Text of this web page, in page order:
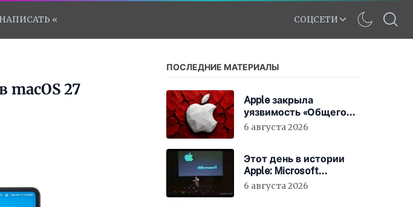
« СОЦСЕТИ
27
ПОСЛЕДНИЕ МАТЕРИАЛЫ
Apple закрыла
уязвимость «Общего
экрана» в macOS
6 августа 2026
Этот день в истории
Apple: Microsoft
инвестирует в Apple
6 августа 2026